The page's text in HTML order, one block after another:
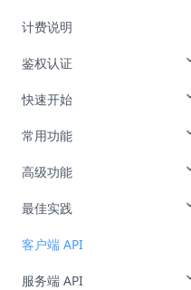
计费说明
鉴权认证
快速开始
常用功能
高级功能
最佳实践
客户端 API
服务端 API